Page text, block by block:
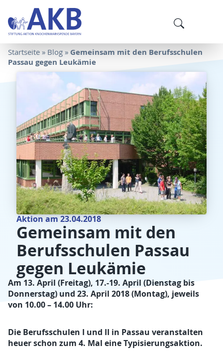
Startseite » Blog » Gemeinsam mit den Berufsschulen
Passau gegen Leukämie
Aktion am 23.04.2018
Gemeinsam mit den
Berufsschulen Passau
gegen Leukämie
Am 13. April (Freitag), 17.-19. April (Dienstag bis
Donnerstag) und 23. April 2018 (Montag), jeweils
von 10.00 – 14.00 Uhr:
Die Berufsschulen I und II in Passau veranstalten
heuer schon zum 4. Mal eine Typisierungsaktion.